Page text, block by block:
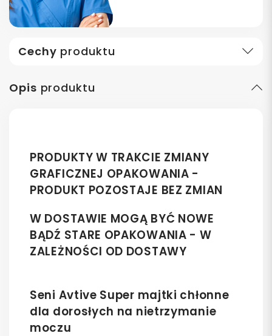
Cechy produktu
Opis produktu
PRODUKTY W TRAKCIE ZMIANY
GRAFICZNEJ OPAKOWANIA -
PRODUKT POZOSTAJE BEZ ZMIAN
W DOSTAWIE MOGĄ BYĆ NOWE
BĄDŹ STARE OPAKOWANIA - W
ZALEŻNOŚCI OD DOSTAWY
Seni Avtive Super majtki chłonne
dla dorosłych na nietrzymanie
moczu